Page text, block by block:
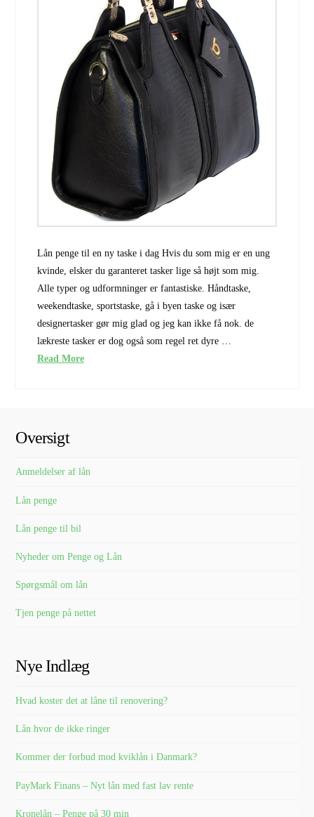
Lån penge til en ny taske i dag Hvis du som mig er en ung
kvinde, elsker du garanteret tasker lige så højt som mig.
Alle typer og udformninger er fantastiske. Håndtaske,
weekendtaske, sportstaske, gå i byen taske og især
designertasker gør mig glad og jeg kan ikke få nok. de
lækreste tasker er dog også som regel ret dyre …
Read More
Oversigt
Anmeldelser af lån
Lån penge
Lån penge til bil
Nyheder om Penge og Lån
Spørgsmål om lån
Tjen penge på nettet
Nye Indlæg
Hvad koster det at låne til renovering?
Lån hvor de ikke ringer
Kommer der forbud mod kviklån i Danmark?
PayMark Finans – Nyt lån med fast lav rente
Kronelån – Penge på 30 min